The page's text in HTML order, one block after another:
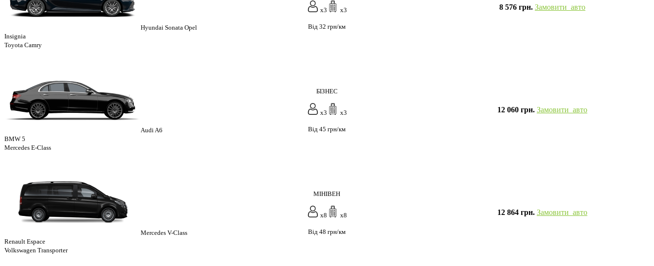
Hyundai Sonata Opel
Insignia
Toyota Camry
x3 x3
Від 32 грн/км
8 576 грн. Замовити авто
Audi A6
BMW 5
Mercedes E-Class
БІЗНЕС
x3 x3
Від 45 грн/км
12 060 грн. Замовити авто
Mercedes V-Class
Renault Espace
Volkswagen Transporter
МІНІВЕН
x8 x8
Від 48 грн/км
12 864 грн. Замовити авто